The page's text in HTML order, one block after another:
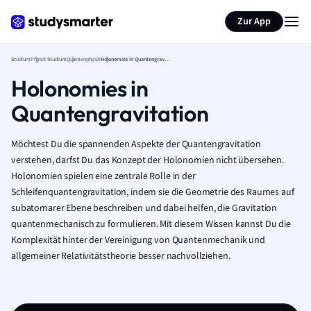
Zur App
StudiumPhysik StudiumQuantenphysik Holonomies in Quantengravitation
Holonomies in
Quantengravitation
Möchtest Du die spannenden Aspekte der Quantengravitation
verstehen, darfst Du das Konzept der Holonomien nicht übersehen.
Holonomien spielen eine zentrale Rolle in der
Schleifenquantengravitation, indem sie die Geometrie des Raumes auf
subatomarer Ebene beschreiben und dabei helfen, die Gravitation
quantenmechanisch zu formulieren. Mit diesem Wissen kannst Du die
Komplexität hinter der Vereinigung von Quantenmechanik und
allgemeiner Relativitätstheorie besser nachvollziehen.